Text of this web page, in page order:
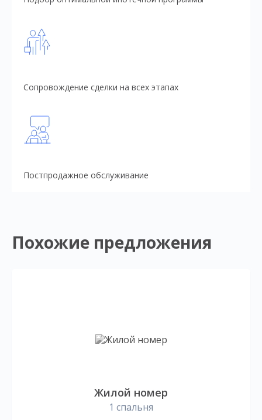
Сопровождение сделки на всех этапах
Постпродажное обслуживание
Похожие предложения
Жилой номер
1 спальня